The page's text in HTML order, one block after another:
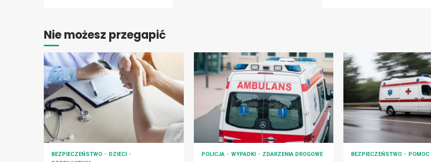
Nie możesz przegapić
BEZPIECZEŃSTWO
DZIECI
POLICJA WYPADKI ZDARZENIA DROGOWE BEZPIECZEŃSTWO POMOC